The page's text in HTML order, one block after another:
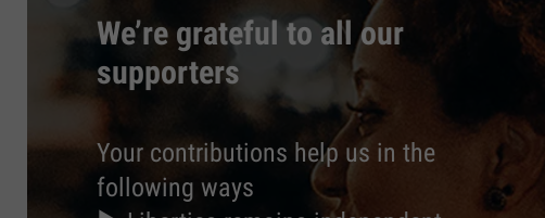
We’re grateful to all our
supporters
Your contributions help us in the
following ways